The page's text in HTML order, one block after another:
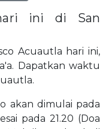
ini di San
Acuautla hari ini,
Dapatkan waktu
akan dimulai pada
pada 21.20 (Doa